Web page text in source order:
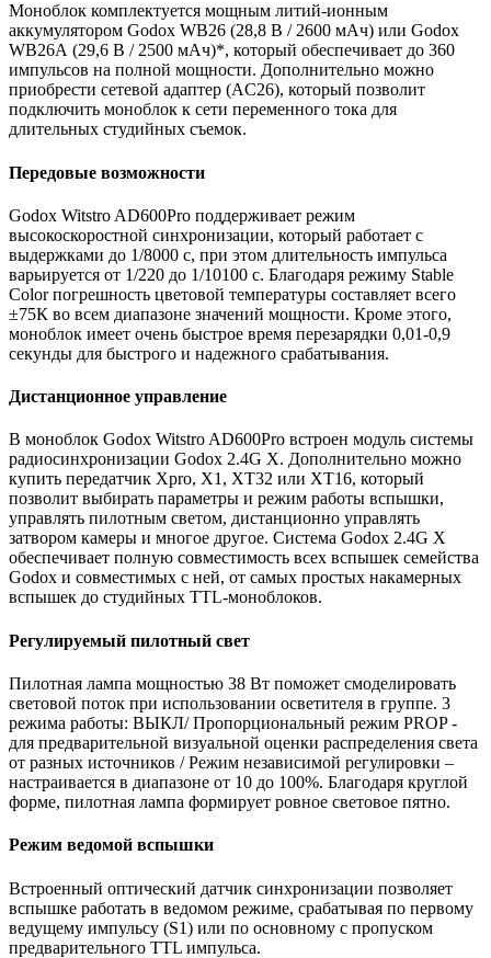
Моноблок комплектуется мощным литий-ионным
аккумулятором Godox WB26 (28,8 В / 2600 мАч) или Godox
WB26А (29,6 В / 2500 мАч)*, который обеспечивает до 360
импульсов на полной мощности. Дополнительно можно
приобрести сетевой адаптер (AC26), который позволит
подключить моноблок к сети переменного тока для
длительных студийных съемок.
Передовые возможности
Godox Witstro AD600Pro поддерживает режим
высокоскоростной синхронизации, который работает с
выдержками до 1/8000 с, при этом длительность импульса
варьируется от 1/220 до 1/10100 с. Благодаря режиму Stable
Color погрешность цветовой температуры составляет всего
±75К во всем диапазоне значений мощности. Кроме этого,
моноблок имеет очень быстрое время перезарядки 0,01-0,9
секунды для быстрого и надежного срабатывания.
Дистанционное управление
В моноблок Godox Witstro AD600Pro встроен модуль системы
радиосинхронизации Godox 2.4G X. Дополнительно можно
купить передатчик Xpro, X1, XT32 или XT16, который
позволит выбирать параметры и режим работы вспышки,
управлять пилотным светом, дистанционно управлять
затвором камеры и многое другое. Система Godox 2.4G X
обеспечивает полную совместимость всех вспышек семейства
Godox и совместимых с ней, от самых простых накамерных
вспышек до студийных TTL-моноблоков.
Регулируемый пилотный свет
Пилотная лампа мощностью 38 Вт поможет смоделировать
световой поток при использовании осветителя в группе. 3
режима работы: ВЫКЛ/ Пропорциональный режим PROP -
для предварительной визуальной оценки распределения света
от разных источников / Режим независимой регулировки –
настраивается в диапазоне от 10 до 100%. Благодаря круглой
форме, пилотная лампа формирует ровное световое пятно.
Режим ведомой вспышки
Встроенный оптический датчик синхронизации позволяет
вспышке работать в ведомом режиме, срабатывая по первому
ведущему импульсу (S1) или по основному с пропуском
предварительного TTL импульса.